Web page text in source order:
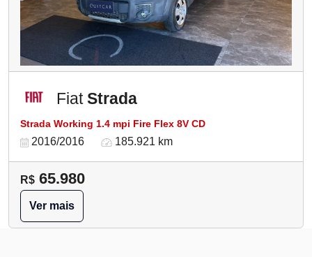
FiatStrada
Strada Working 1.4 mpi Fire Flex 8V CD
2016/2016 185.921 km
R$ 65.980
Ver mais